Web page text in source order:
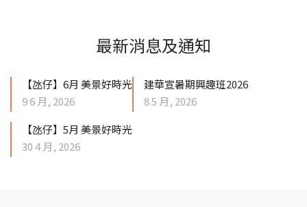
最新消息及通知
【氹仔】6月 美景好時光
9 6 月, 2026
建華宣暑期興趣班2026
8 5 月, 2026
【氹仔】5月 美景好時光
30 4 月, 2026